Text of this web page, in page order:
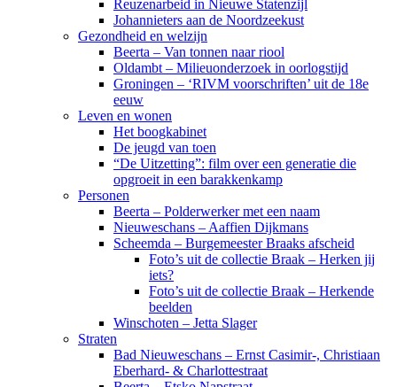
Reuzenarbeid in Nieuwe Statenzijl
Johannieters aan de Noordzeekust
Gezondheid en welzijn
Beerta – Van tonnen naar riool
Oldambt – Milieuonderzoek in oorlogstijd
Groningen – ‘RIVM voorschriften’ uit de 18e
eeuw
Leven en wonen
Het boogkabinet
De jeugd van toen
“De Uitzetting”: film over een generatie die
opgroeit in een barakkenkamp
Personen
Beerta – Polderwerker met een naam
Nieuweschans – Aaffien Dijkmans
Scheemda – Burgemeester Braaks afscheid
Foto’s uit de collectie Braak – Herken jij
iets?
Foto’s uit de collectie Braak – Herkende
beelden
Winschoten – Jetta Slager
Straten
Bad Nieuweschans – Ernst Casimir-, Christiaan
Eberhard- & Charlottestraat